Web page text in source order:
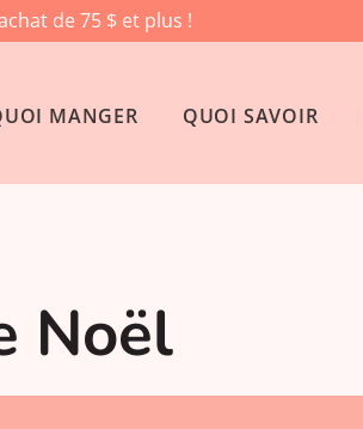
de 75 $ et plus !
MANGER QUOI SAVOIR
Noël